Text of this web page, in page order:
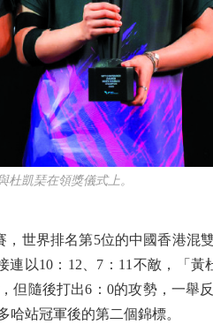
凱琹在領獎儀式上。
界排名第5位的中國香港混
以10：12、7：11不敵，「黃
但隨後打出6：0的攻勢，一舉
站冠軍後的第二個錦標。